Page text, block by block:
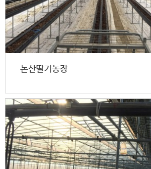
논산딸기농장